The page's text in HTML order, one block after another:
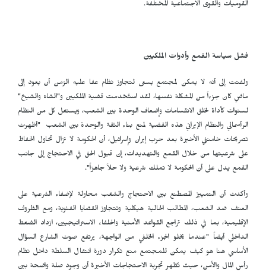
القوميات والقوى الاجتماعية المختلفة.
فشل سياسة القمع وأدوات الملكيين
ولفتت إلى أنه لا يمكن لمجتمع يسعى لتجاوز نظام عفا عليه الزمن أن يعود إلى
ماضٍ كان جزءاً من المشكلة نفسها، لقد استُخدمت قضية الملكيين و"الشاه والشيخ"
لسنوات كأداة لخلق الانقسامات وإضعاف الوحدة بين الشعب، ويستغل كل من النظام
الرأسمالي والنظام الإيراني هذه القضية لمنع بناء الثقة والوحدة بين الشعب "أظهرت
تصريحات خامنئي الأخيرة بعد حرب إيران وإسرائيل، أن الحكومة لا تزال تحاول الحفاظ
على شرعيتها من خلال القمع والتهديدات، إن قبول الحق في الاحتجاج إلى جانب
القمع يدل على أن الحكومة لا تملك شرعية ولا حلاً جاهزاً".
وأكدت أن التمييز المصطنع بين الاحتجاج والشغب محاولة لإضفاء الشرعية على
العنف ضد الشعب، المطالب الحالية هيكلية وتتجاوز القضايا الفئوية، ومع الظروف
الإقليمية، بما في ذلك تراجع القواعد الأمنية والحلفاء الاستراتيجيين، ازداد الضغط
الداخلي أيضاً "عندما يخلو الجزء الخلفي من الواجهة، يرتفع صوت الشارع السؤال
الأساسي هنا هو كيف يمكن للمجتمع منع تكرار دورة انتقال السلطة داخل نظام
رأس المال والأمن، حيث تُظهر تجربة الاحتجاجات الأخيرة أن وجود صلة واضحة بين